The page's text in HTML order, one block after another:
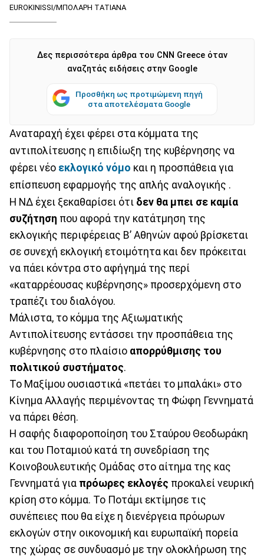
EUROKINISSI/ΜΠΟΛΑΡΗ ΤΑΤΙΑΝΑ
Δες περισσότερα άρθρα του CNN Greece όταν
αναζητάς ειδήσεις στην Google
Προσθήκη ως προτιμώμενη πηγή
στα αποτελέσματα Google
Αναταραχή έχει φέρει στα κόμματα της
αντιπολίτευσης η επιδίωξη της κυβέρνησης να
φέρει νέο εκλογικό νόμο και η προσπάθεια για
επίσπευση εφαρμογής της απλής αναλογικής .
Η ΝΔ έχει ξεκαθαρίσει ότι δεν θα μπει σε καμία
συζήτηση που αφορά την κατάτμηση της
εκλογικής περιφέρειας Β’ Αθηνών αφού βρίσκεται
σε συνεχή εκλογική ετοιμότητα και δεν πρόκειται
να πάει κόντρα στο αφήγημά της περί
«καταρρέουσας κυβέρνησης» προσερχόμενη στο
τραπέζι του διαλόγου.
Μάλιστα, το κόμμα της Αξιωματικής
Αντιπολίτευσης εντάσσει την προσπάθεια της
κυβέρνησης στο πλαίσιο απορρύθμισης του
πολιτικού συστήματος.
Το Μαξίμου ουσιαστικά «πετάει το μπαλάκι» στο
Κίνημα Αλλαγής περιμένοντας τη Φώφη Γεννηματά
να πάρει θέση.
Η σαφής διαφοροποίηση του Σταύρου Θεοδωράκη
και του Ποταμιού κατά τη συνεδρίαση της
Κοινοβουλευτικής Ομάδας στο αίτημα της κας
Γεννηματά για πρόωρες εκλογές προκαλεί νευρική
κρίση στο κόμμα. Το Ποτάμι εκτίμησε τις
συνέπειες που θα είχε η διενέργεια πρόωρων
εκλογών στην οικονομική και ευρωπαϊκή πορεία
της χώρας σε συνδυασμό με την ολοκλήρωση της